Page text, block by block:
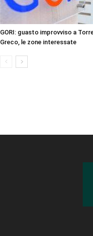
GORI: guasto improvviso a
Greco, le zone interessate